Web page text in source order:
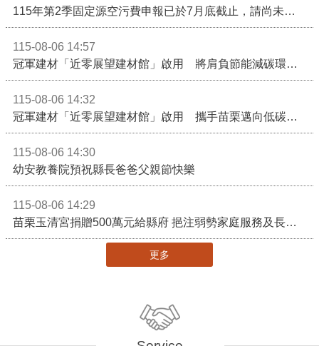
115年第2季固定源空污費申報已於7月底截止，請尚未申報公私場所儘速完成申繳，以免面臨滯納金及罰鍰!
115-08-06 14:57
冠軍建材「近零展望建材館」啟用 將肩負節能減碳環境教育重任
115-08-06 14:32
冠軍建材「近零展望建材館」啟用 攜手苗栗邁向低碳建築新未來
115-08-06 14:30
幼安教養院預祝縣長爸爸父親節快樂
115-08-06 14:29
苗栗玉清宮捐贈500萬元給縣府 挹注弱勢家庭服務及長照醫療資源
更多